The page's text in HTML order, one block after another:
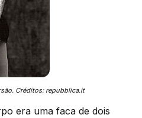
Créditos: repubblica.it
era uma faca de dois